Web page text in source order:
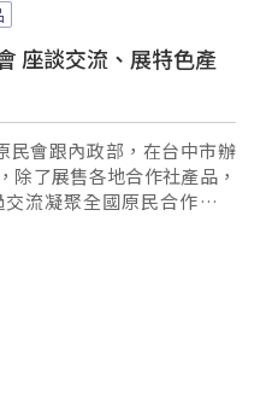
座談交流、展特色產
民會跟內政部，在台中市辦
除了展售各地合作社產品，
流凝聚全國原民合作社團